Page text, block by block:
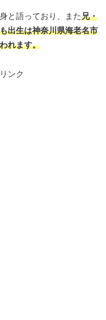
と語っており、また兄・
出生は神奈川県海老名市
れます。
ンク